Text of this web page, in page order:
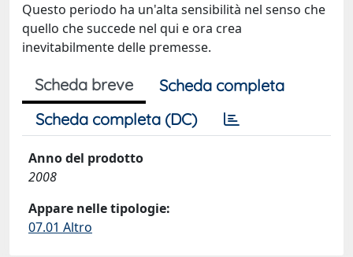
Questo periodo ha un'alta sensibilità nel senso che
quello che succede nel qui e ora crea
inevitabilmente delle premesse.
Scheda breve
Scheda completa
Scheda completa (DC)
Anno del prodotto
2008
Appare nelle tipologie:
07.01 Altro